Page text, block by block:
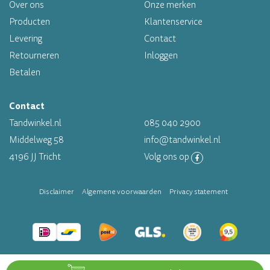
Altijd op voorraad
Over ons
Producten
Levering
Retourneren
Betalen
Onze merken
Klantenservice
Contact
Inloggen
Contact
Tandwinkel.nl
Middelweg 58
4196 JJ Tricht
085 040 2900
info@tandwinkel.nl
Volg ons op
Disclaimer Algemene voorwaarden Privacy statement